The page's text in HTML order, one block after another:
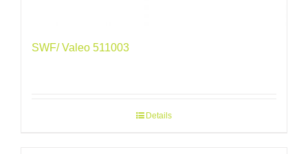
SWF/ Valeo 511003
Details